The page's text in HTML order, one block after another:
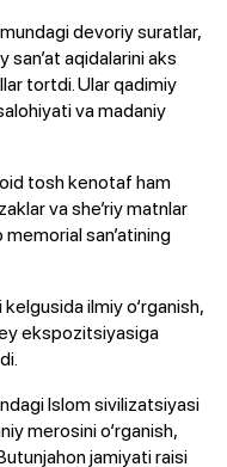
devoriy suratlar,
aqidalarini aks
tortdi. Ular qadimiy
va madaniy
tosh kenotaf ham
va she’riy matnlar
san’atining
ilmiy o‘rganish,
ekspozitsiyasiga
Islom sivilizatsiyasi
merosini o‘rganish,
jamiyati raisi